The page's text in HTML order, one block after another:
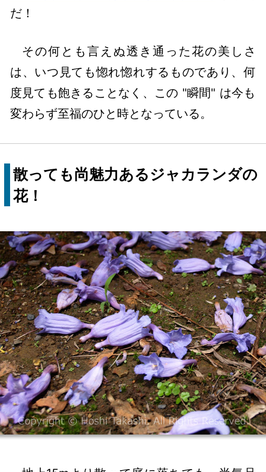
だ！
その何とも言えぬ透き通った花の美しさ
は、いつ見ても惚れ惚れするものであり、何
度見ても飽きることなく、この "瞬間" は今も
変わらず至福のひと時となっている。
散っても尚魅力あるジャカランダの
花！